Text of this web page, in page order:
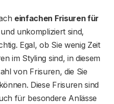
einfachen Frisuren für
unkompliziert sind,
Egal, ob Sie wenig Zeit
im Styling sind, in diesem
von Frisuren, die Sie
Diese Frisuren sind
für besondere Anlässe